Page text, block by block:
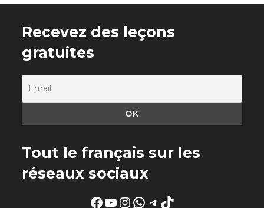
Recevez des leçons
gratuites
Tout le français sur les
réseaux sociaux
Facebook
YouTube
Instagram
WhatsApp
Telegram
TikTok